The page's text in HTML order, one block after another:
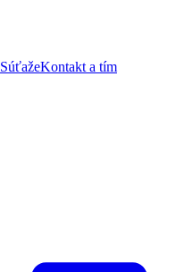
SúťažeKontakt a tím